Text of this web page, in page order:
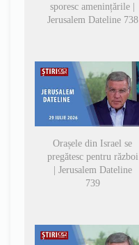
sporesc amenințările |
Jerusalem Dateline 738
Orașele din Israel se
pregătesc pentru război
| Jerusalem Dateline
739